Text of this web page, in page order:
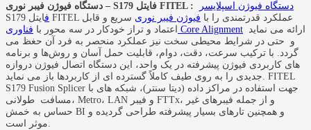
دستگاه فیوژن فیبر نوری – S179 فایتل FITEL :
دستگاه فیوژن اسپلایسر
S179
ف ایتل FITEL عملکرد قدرتمندی را با فیوژن فیبر نوری سریع و قابل
اعتماد و تراز خودکار در سه محور با فناوری Core Alignment
و حتی در شرایط محیطی سخت نیز عملکرد منحصر به فرد آن حغظ می
گردد. با ترکیب سرعت، دقت، دوام، قابلیت حمل آسان و روش‌ها و برنامه
های کاربردی فیوژن پیشرفته در یک واحد، این دستگاه اتصال فیوژن دروازه
جدیدی را به روی طیف کاملاً گسترده ای از کاربردها باز می نماید. FITEL
S179 Fusion Splicer جهت استفاده در مراکز داده (دیتا سنتر)، شبکه های با
مسافت طولانی، Metro، LAN و فیبر FTTx، و از جمله فیبرهای غیر
حساس به خمش BI و همچنین تارهای بسیار پیشرفته طراحی گردیده و
موثر است.